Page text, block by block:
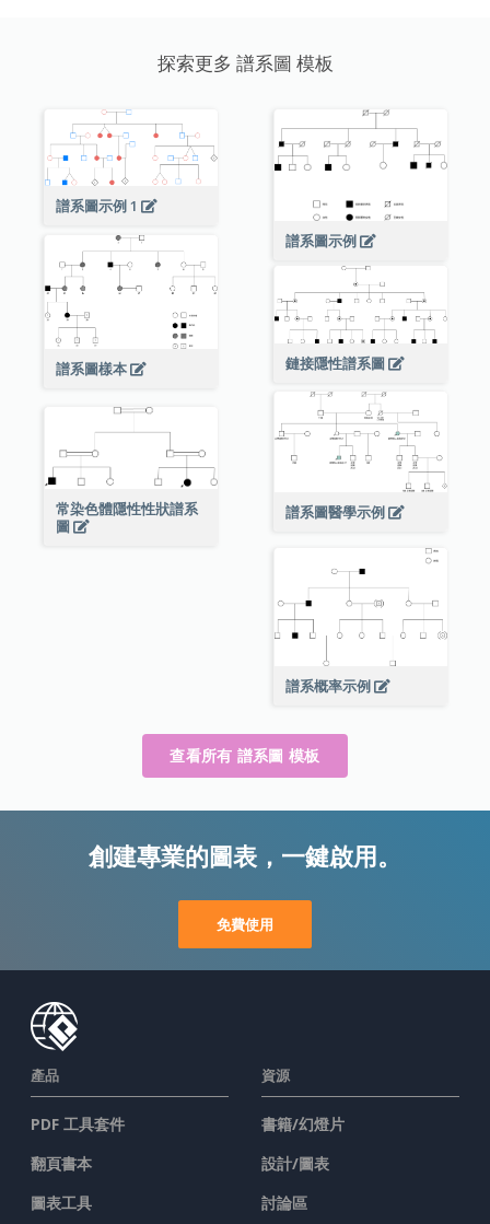
探索更多 譜系圖 模板
譜系圖示例 1
譜系圖示例
譜系圖樣本 鏈接隱性譜系圖
譜系圖醫學示例
常染色體隱性性狀譜系
圖
譜系概率示例
查看所有 譜系圖 模板
創建專業的圖表，一鍵啟用。
免費使用
產品
PDF 工具套件
翻頁書本
圖表工具
資源
書籍/幻燈片
設計/圖表
討論區